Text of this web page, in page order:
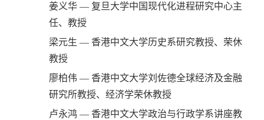
姜义华 — 复旦大学中国现代化进程研究中心主
任、教授
梁元生 — 香港中文大学历史系研究教授、荣休
教授
廖柏伟 — 香港中文大学刘佐德全球经济及金融
研究所教授、经济学荣休教授
卢永鸿 — 香港中文大学政治与行政学系讲座教